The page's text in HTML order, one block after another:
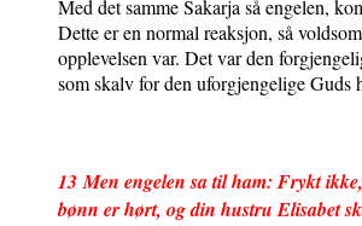
Med det samme Sakarja så engelen,
Dette er en normal reaksjon, så
opplevelsen var. Det var den
som skalv for den uforgjengelige Guds
13 Men engelen sa til ham: Frykt
bønn er hørt, og din hustru Elisabet